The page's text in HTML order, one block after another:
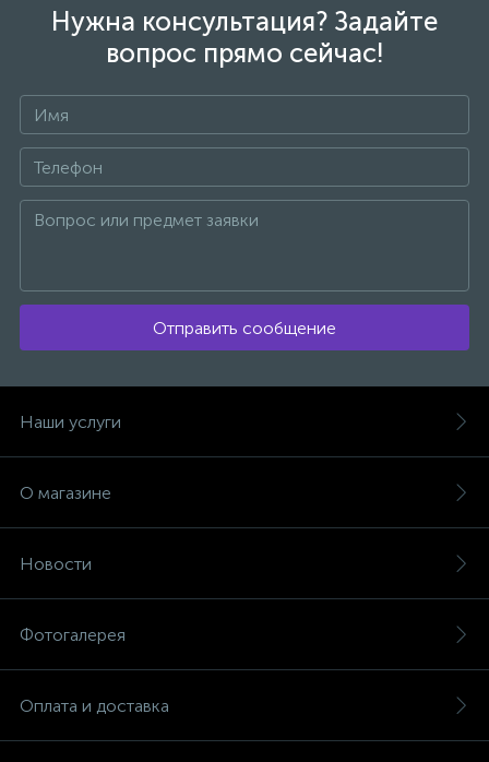
Нужна консультация? Задайте
вопрос прямо сейчас!
Отправить сообщение
Наши услуги
О магазине
Новости
Фотогалерея
Оплата и доставка